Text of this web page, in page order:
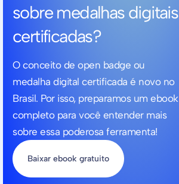
sobre medalhas digitais
certificadas?
O conceito de open badge ou
medalha digital certificada é novo no
Brasil. Por isso, preparamos um ebook
completo para você entender mais
sobre essa poderosa ferramenta!
Baixar ebook gratuito